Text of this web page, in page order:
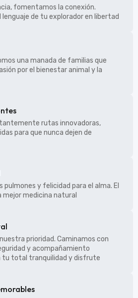
fomentamos la conexión.
lenguaje de tu explorador en libertad
una manada de familias que
por el bienestar animal y la
rutas innovadoras,
para que nunca dejen de
pulmones y felicidad para el alma. El
mejor medicina natural
prioridad. Caminamos con
y acompañamiento
tu total tranquilidad y disfrute